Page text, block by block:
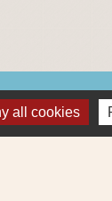
all cookies